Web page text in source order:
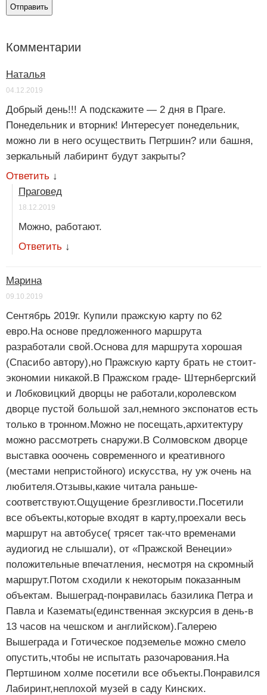
Комментарии
Наталья
04.12.2019
Добрый день!!! А подскажите — 2 дня в Праге.
Понедельник и вторник! Интересует понедельник,
можно ли в него осуществить Петршин? или башня,
зеркальный лабиринт будут закрыты?
Ответить ↓
Праговед
18.12.2019
Можно, работают.
Ответить ↓
Марина
09.10.2019
Сентябрь 2019г. Купили пражскую карту по 62
евро.На основе предложенного маршрута
разработали свой.Основа для маршрута хорошая
(Спасибо автору),но Пражскую карту брать не стоит-
экономии никакой.В Пражском граде- Штернбергский
и Лобковицкий дворцы не работали,королевском
дворце пустой большой зал,немного экспонатов есть
только в тронном.Можно не посещать,архитектуру
можно рассмотреть снаружи.В Солмовском дворце
выставка ооочень современного и креативного
(местами непристойного) искусства, ну уж очень на
любителя.Отзывы,какие читала раньше-
соответствуют.Ощущение брезгливости.Посетили
все объекты,которые входят в карту,проехали весь
маршрут на автобусе( трясет так-что временами
аудиогид не слышали), от «Пражской Венеции»
положительные впечатления, несмотря на скромный
маршрут.Потом сходили к некоторым показанным
объектам. Вышеград-понравилась базилика Петра и
Павла и Казематы(единственная экскурсия в день-в
13 часов на чешском и английском).Галерею
Вышеграда и Готическое подземелье можно смело
опустить,чтобы не испытать разочарования.На
Пертшином холме посетили все объекты.Понравился
Лабиринт,неплохой музей в саду Кинских.